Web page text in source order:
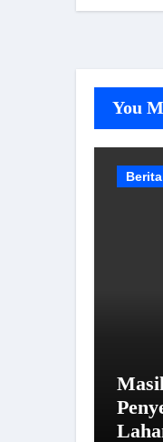
You
Berita